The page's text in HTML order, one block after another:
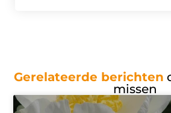
Gerelateerde berichten
missen